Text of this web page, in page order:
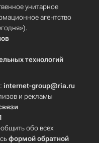
унитарное
агентство
технологий
internet-group@ria.ru
и рекламы
обо всех
формой обратной